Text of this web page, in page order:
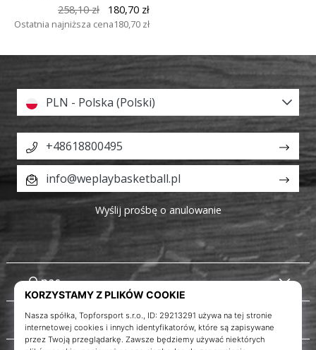
258,10 zł
180,70 zł
Ostatnia najniższa cena180,70 zł
O nas
Obsługa klienta
PLN - Polska (Polski)
+48618800495
info@weplaybasketball.pl
Wyślij prośbę o anulowanie